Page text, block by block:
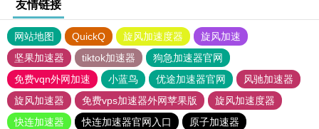
友情链接
网站地图 QuickQ 旋风加速度器
旋风加速
坚果加速器
tiktok加速器
狗急加速器官网
免费vqn外网加速
小蓝鸟 优途加速器官网
风驰加速器
旋风加速器
免费vps加速器外网苹果版
旋风加速度器
快连加速器
快连加速器官网入口
原子加速器